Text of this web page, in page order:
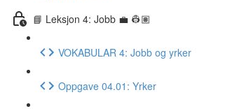
📘 Leksjon 4: Jobb 💼 👷🏽
VOKABULAR 4: Jobb og yrker
Oppgave 04.01: Yrker